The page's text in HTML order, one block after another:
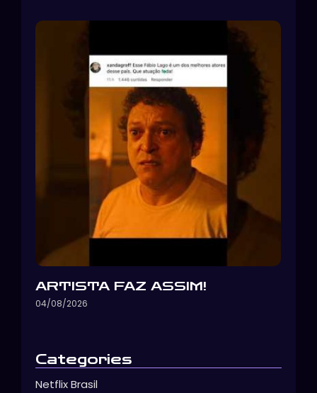
ARTISTA FAZ ASSIM!
04/08/2026
Categories
Netflix Brasil